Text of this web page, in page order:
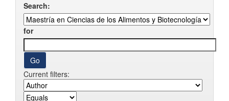
Search:
for
Current filters: